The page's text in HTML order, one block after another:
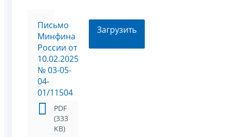
Письмо
Минфина
России от
10.02.2025
№ 03-05-
04-
01/11504
PDF
(333
KB)
Загрузить